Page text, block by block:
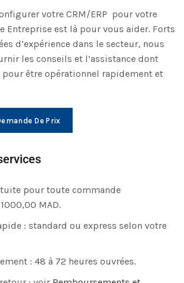
votre CRM/ERP pour votre
Entreprise est là pour vous aider. Forts
d’expérience dans le secteur, nous
les conseils et l’assistance dont
pour être opérationnel rapidement et
De Prix
pour toute commande
MAD.
: standard ou express selon votre
: 48 à 72 heures ouvrées.